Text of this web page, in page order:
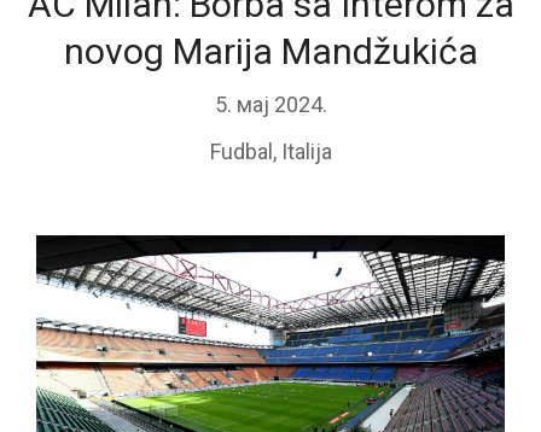
novog Marija Mandžukića
5. мај 2024.
Fudbal , Italija